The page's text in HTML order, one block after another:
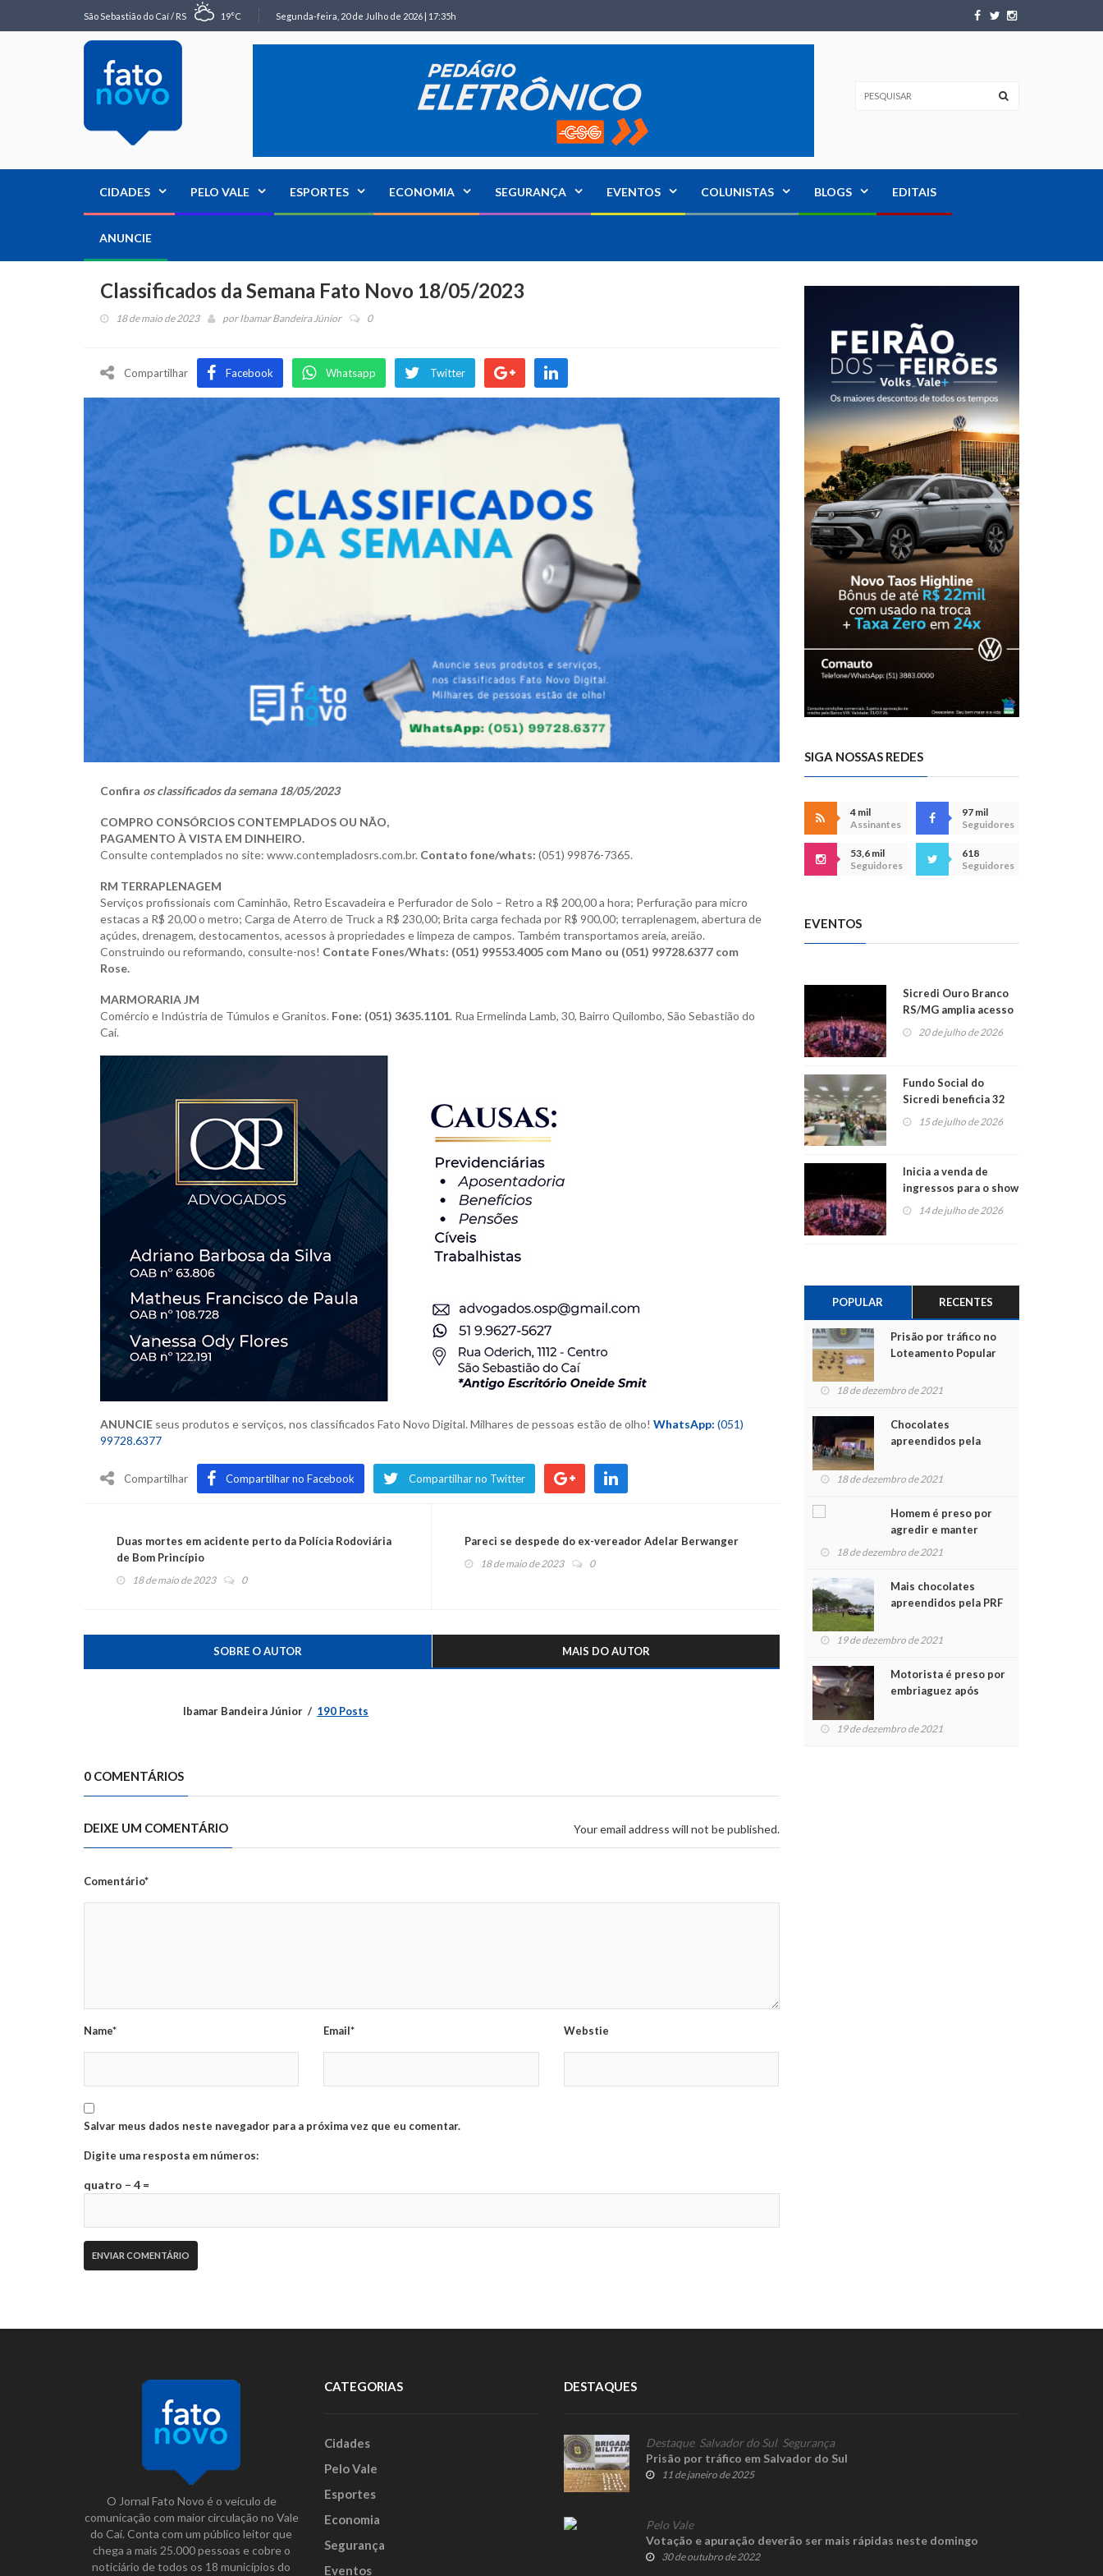
São Sebastião do Caí / RS 19°C Segunda-feira, 20 de Julho de 2026 | 17:35h
CIDADES PELO VALE ESPORTES ECONOMIA SEGURANÇA EVENTOS COLUNISTAS BLOGS EDITAIS
ANUNCIE
Classificados da Semana Fato Novo 18/05/2023
18 de maio de 2023 porIbamar Bandeira Júnior 0
Compartilhar Facebook Whatsapp Twitter
Confira os classificados da semana 18/05/2023
COMPRO CONSÓRCIOS CONTEMPLADOS OU NÃO,
PAGAMENTO À VISTA EM DINHEIRO.
Consulte contemplados no site: www.contempladosrs.com.br. Contato fone/whats: (051) 99876-7365.
RM TERRAPLENAGEM
Serviços profissionais com Caminhão, Retro Escavadeira e Perfurador de Solo – Retro a R$ 200,00 a hora; Perfuração para micro
estacas a R$ 20,00 o metro; Carga de Aterro de Trucka R$ 230,00; Brita carga fechada por R$ 900,00; terraplenagem, abertura de
açúdes, drenagem, destocamentos, acessos à propriedades e limpeza de campos. Também transportamos areia, areião.
Construindo ou reformando, consulte-nos! Contate Fones/Whats: (051) 99553.4005 com Mano ou (051) 99728.6377 com
Rose.
MARMORARIA JM
Comércio e Indústria de Túmulos e Granitos. Fone: (051) 3635.1101. Rua Ermelinda Lamb, 30, Bairro Quilombo, São Sebastião do
Caí.
ANUNCIE seus produtos e serviços, nos classificados Fato Novo Digital. Milhares de pessoas estão de olho! WhatsApp: (051)
99728.6377
Compartilhar Compartilhar no Facebook Compartilhar no Twitter
Duas mortes em acidente perto da Polícia Rodoviária
de Bom Princípio
18 de maio de 2023 0
Pareci se despede do ex-vereador Adelar Berwanger
18 de maio de 2023 0
SOBRE O AUTOR MAIS DO AUTOR
Ibamar Bandeira Júnior 190 Posts
0 COMENTÁRIOS
DEIXE UM COMENTÁRIO Your email address will not be published.
Comentário*
Name* Email* Webstie
Salvar meus dados neste navegador para a próxima vez que eu comentar.
Digite uma resposta em números:
quatro − 4 =
SIGA NOSSAS REDES
4 mil
Assinantes
97 mil
Seguidores
53,6 mil
Seguidores
618
Seguidores
EVENTOS
Sicredi Ouro Branco
RS/MG amplia acesso
ao show dos 45 anos
20 de julho de 2026
Fundo Social do
Sicredi beneficia 32
projetos em
Montenegro
15 de julho de 2026
Inicia a venda de
ingressos para o show
do Jota Quest nos 45
14 de julho de 2026
POPULAR RECENTES
Prisão por tráfico no
Loteamento Popular
18 de dezembro de 2021
Chocolates
apreendidos pela
para crianças na
18 de dezembro de 2021
Homem é preso por
agredir e manter
mulher em cárcere
18 de dezembro de 2021
Mais chocolates
apreendidos pela PRF
crianças no Natal
19 de dezembro de 2021
Motorista é preso por
embriaguez após
feridos
19 de dezembro de 2021
O Jornal Fato Novo é o veículo de
comunicação com maior circulação no Vale
do Caí. Conta com um público leitor que
chega a mais 25.000 pessoas e cobre o
noticiário de todos os 18 municípios do
CATEGORIAS
Cidades
Pelo Vale
Esportes
Economia
Segurança
Eventos
DESTAQUES
Destaque, Salvador do Sul, Segurança
Prisão por tráfico em Salvador do Sul
11 de janeiro de 2025
Pelo Vale
Votação e apuração deverão ser mais rápidas neste domingo
30 de outubro de 2022